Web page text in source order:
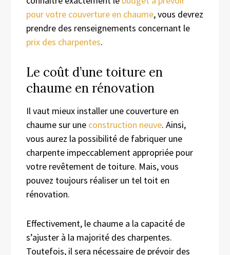
pour votre couverture en chaume, vous devrez
prendre des renseignements concernant le
prix des charpentes.
Le coût d’une toiture en
chaume en rénovation
Il vaut mieux installer une couverture en
chaume sur une construction neuve. Ainsi,
vous aurez la possibilité de fabriquer une
charpente impeccablement appropriée pour
votre revêtement de toiture. Mais, vous
pouvez toujours réaliser un tel toit en
rénovation.
Effectivement, le chaume a la capacité de
s’ajuster à la majorité des charpentes.
Toutefois, il sera nécessaire de prévoir des